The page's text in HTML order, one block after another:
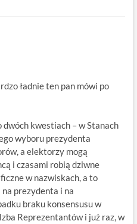
ładnie ten pan mówi po
dwóch kwestiach – w Stanach
wyboru prezydenta
a elektorzy mogą
i czasami robią dziwne
w nazwiskach, a to
prezydenta i na
braku konsensusu w
Reprezentantów i już raz, w